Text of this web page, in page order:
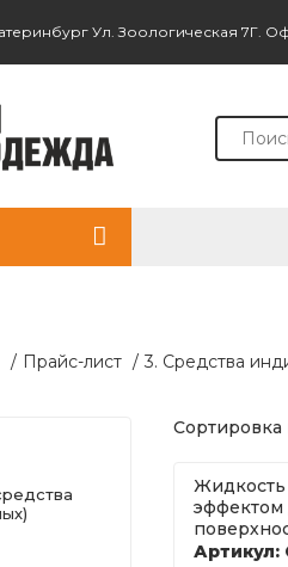
Ул. Зоологическая 7Г.
/ Прайс-лист / 3. Средства
Сортировка
Жидкость
эффектом
Артикул: